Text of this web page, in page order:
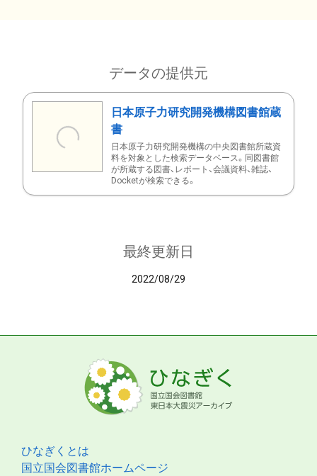
データの提供元
日本原子力研究開発機構図書館蔵
書
日本原子力研究開発機構の中央図書館所蔵資
料を対象とした検索データベース。同図書館
が所蔵する図書、レポート、会議資料、雑誌、
Docketが検索できる。
最終更新日
2022/08/29
ひなぎくとは
国立国会図書館ホームページ